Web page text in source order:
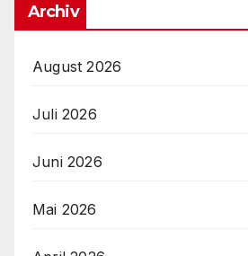
Archiv
August 2026
Juli 2026
Juni 2026
Mai 2026